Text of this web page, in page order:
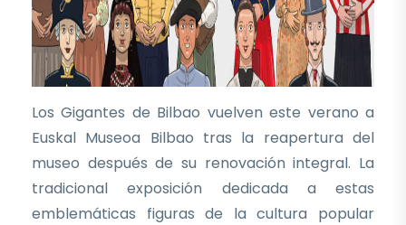
Los Gigantes de Bilbao vuelven este verano a
Euskal Museoa Bilbao tras la reapertura del
museo después de su renovación integral. La
tradicional exposición dedicada a estas
emblemáticas figuras de la cultura popular